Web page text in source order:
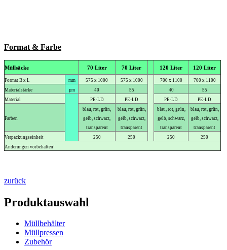
Format & Farbe
Müllsäcke 70 Liter 70 Liter 120 Liter 120 Liter
Format B x L mm 575 x 1000 575 x 1000 700 x 1100
700 x 1100
Materialstärke
µm 40 55 40
55
Material
PE-LD PE-LD PE-LD PE-LD
Farben
blau, rot, grün,
gelb, schwarz,
transparent
blau, rot, grün,
gelb, schwarz,
transparent
blau, rot, grün,
gelb, schwarz,
transparent
blau, rot, grün,
gelb, schwarz,
transparent
Verpackungseinheit
250 250 250
250
Änderungen vorbehalten!
zurück
Produktauswahl
Müllbehälter
Müllpressen
Zubehör